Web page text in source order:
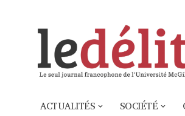
ACTUALITÉS SOCIÉTÉ